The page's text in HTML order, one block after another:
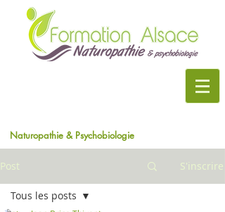
Naturopathie & Psychobiologie
Post S'inscrire
Tous les posts